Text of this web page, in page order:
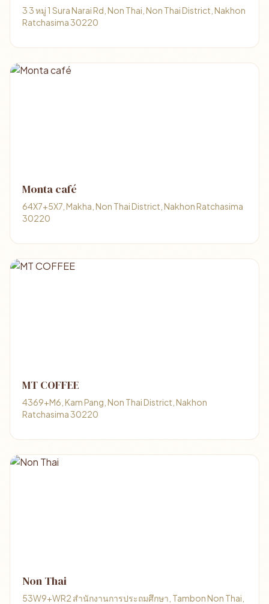
3 3 หมู่ 1 Sura Narai Rd, Non Thai, Non Thai District, Nakhon
Ratchasima 30220
Monta café
64X7+5X7, Makha, Non Thai District, Nakhon Ratchasima
30220
MT COFFEE
4369+M6, Kam Pang, Non Thai District, Nakhon
Ratchasima 30220
Non Thai
53W9+WR2 สำนักงานการประถมศึกษา, Tambon Non Thai,